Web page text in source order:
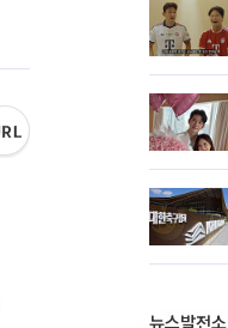
뉴스발전소